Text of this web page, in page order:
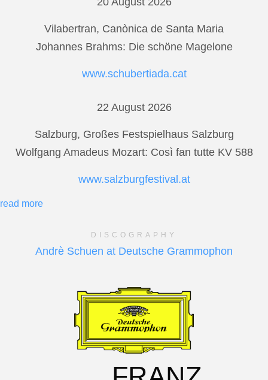
Vilabertran, Canònica de Santa Maria
Johannes Brahms: Die schöne Magelone
www.schubertiada.cat
22 August 2026
Salzburg, Großes Festspielhaus Salzburg
Wolfgang Amadeus Mozart: Così fan tutte KV 588
www.salzburgfestival.at
read more
DISCOGRAPHY
Andrè Schuen at Deutsche Grammophon